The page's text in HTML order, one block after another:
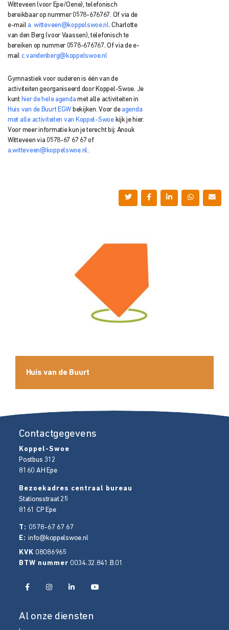
Witteveen (voor Epe/Oene), telefonisch
bereikbaar op nummer 0578-676767. Of via de
e-mail a. witteveen@koppelswoe.nl . Charlotte
van den Berg (voor Vaassen), telefonisch te
bereiken op nummer 0578-676767. Of via de e-
mail c.vandenberg@koppelswoe.nl
Gymnastiek voor ouderen is één van de
activiteiten georganiseerd door Koppel-Swoe. Je
kunt hier de hele agenda met alle activiteiten in
Huis van de Buurt EGW bekijken. Voor de agenda
met alle activiteiten van Koppel-Swoekijk je hier.
Voor meer informatie kun je terecht bij: Anouk
Witteveen via 0578-67 67 67 of
a.witteveen@koppelswoe.nl
Huis van de Buurt
Contactgegevens
Koppel-Swoe
Postbus 312
8160 AH Epe
Bezoekadres centraal bureau
Stationsstraat 25
8161 CP Epe
T: 0578-67 67 67
E:info@koppelswoe.nl
KVK 08086965
BTW nummer 0034.32.841.B.01
Al onze diensten